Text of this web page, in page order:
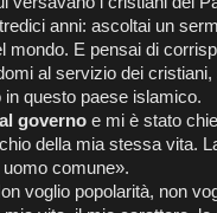
anni: ascoltai un
mondo. E pensai di
al servizio dei
questo paese islamico.
governo e mi è stato
della mia stessa vita.
comune».
voglio popolarità, non